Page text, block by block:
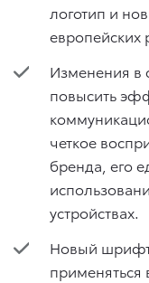
логотип и
Изменения в
повысить
четкое
бренда, его
устройствах.
Новый шрифт
применяться